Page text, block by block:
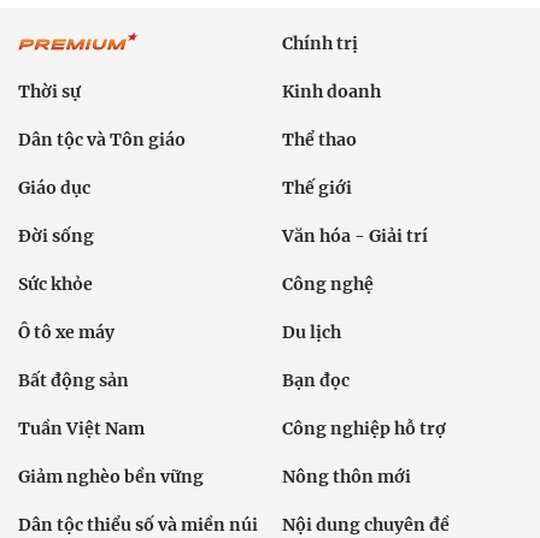
Chính trị
Thời sự Kinh doanh
Dân tộc và Tôn giáo Thể thao
Giáo dục Thế giới
Đời sống Văn hóa - Giải trí
Sức khỏe Công nghệ
Ô tô xe máy Du lịch
Bất động sản Bạn đọc
Tuần Việt Nam Công nghiệp hỗ trợ
Giảm nghèo bền vững Nông thôn mới
Dân tộc thiểu số và miền núi Nội dung chuyên đề